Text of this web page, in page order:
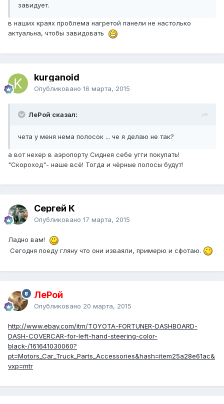
завидует.
в наших краях проблема нагретой панели не настолько
актуальна, чтобы завидовать
kurganoid
Опубликовано 16 марта, 2015
ЛеРой сказал:
чета у меня нема полосок ... че я делаю не так?
а вот нехер в аэропорту Сиднея себе угги покупать!
"Скороход"- наше всё! Тогда и чёрные полосы будут!
Сергей К
Опубликовано 17 марта, 2015
Ладно вам!
Сегодня поеду гляну что они изваяли, примерю и сфотаю.
ЛеРой
Опубликовано 20 марта, 2015
http://www.ebay.com/itm/TOYOTA-FORTUNER-DASHBOARD-
DASH-COVERCAR-for-left-hand-steering-color-
black-/161641030060?
pt=Motors_Car_Truck_Parts_Accessories&hash=item25a28e61ac&
vxp=mtr